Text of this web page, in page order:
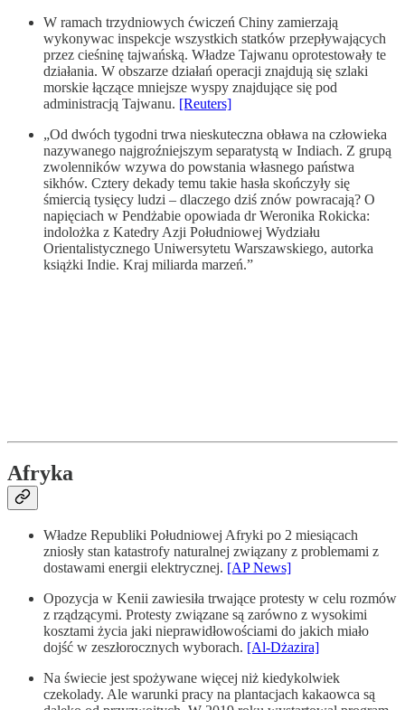
W ramach trzydniowych ćwiczeń Chiny zamierzają
wykonywac inspekcje wszystkich statków przepływających
przez cieśninę tajwańską. Władze Tajwanu oprotestowały te
działania. W obszarze działań operacji znajdują się szlaki
morskie łączące mniejsze wyspy znajdujące się pod
administracją Tajwanu. [Reuters]
„Od dwóch tygodni trwa nieskuteczna obława na człowieka
nazywanego najgroźniejszym separatystą w Indiach. Z grupą
zwolenników wzywa do powstania własnego państwa
sikhów. Cztery dekady temu takie hasła skończyły się
śmiercią tysięcy ludzi – dlaczego dziś znów powracają? O
napięciach w Pendżabie opowiada dr Weronika Rokicka:
indolożka z Katedry Azji Południowej Wydziału
Orientalistycznego Uniwersytetu Warszawskiego, autorka
książki Indie. Kraj miliarda marzeń.”
Afryka
Władze Republiki Południowej Afryki po 2 miesiącach
zniosły stan katastrofy naturalnej związany z problemami z
dostawami energii elektrycznej. [AP News]
Opozycja w Kenii zawiesiła trwające protesty w celu rozmów
z rządzącymi. Protesty związane są zarówno z wysokimi
kosztami życia jaki nieprawidłowościami do jakich miało
dojść w zeszłorocznych wyborach. [Al-Dżazira]
Na świecie jest spożywane więcej niż kiedykolwiek
czekolady. Ale warunki pracy na plantacjach kakaowca są